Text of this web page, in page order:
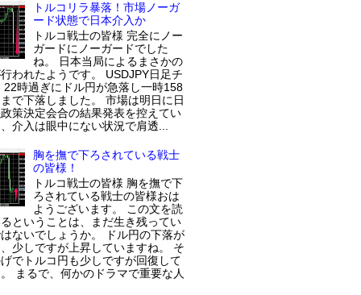
トルコリラ暴落！市場ノーガ
ード状態で日本介入か
トルコ戦士の皆様 完全にノー
ガードにノーガードでした
ね。 日本当局によるまさかの
われたようです。 USDJPY日足チ
22時過ぎにドル円が急落し一時158
で下落しました。 市場は明日に日
策決定会合の結果発表を控えてい
介入は眼中にない状況で肩透...
胸を撫で下ろされている戦士
の皆様！
トルコ戦士の皆様 胸を撫で下
ろされている戦士の皆様おは
ようございます。 この文を読
ということは、まだ生き残ってい
ないでしょうか。 ドル円の下落が
少しですが上昇していますね。 そ
でトルコ円も少しですが回復して
まるで、何かのドラマで重要な人